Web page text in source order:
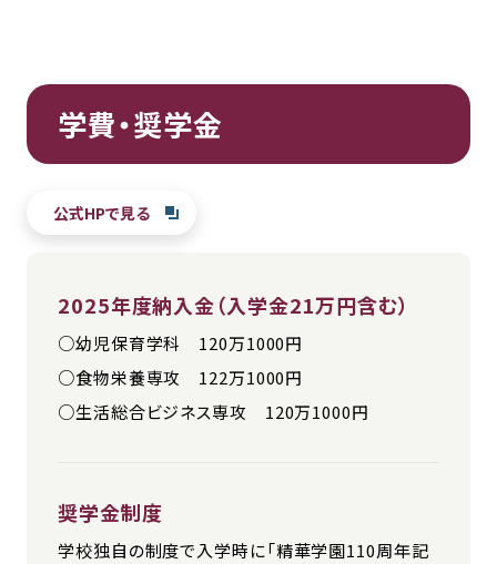
学費・奨学金
公式HPで見る
2025年度納入金（入学金21万円含む）
○幼児保育学科 120万1000円
○食物栄養専攻 122万1000円
○生活総合ビジネス専攻 120万1000円
奨学金制度
学校独自の制度で入学時に「精華学園110周年記